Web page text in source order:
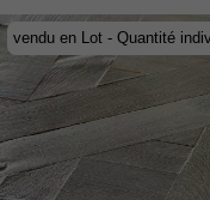
SOL PLAQUÉ BOIS
PARQUET EN BOIS
PARQUET HUILÉ
vendu en Lot - Quantité
vendu en Lot - Quantité
Rupture de stock